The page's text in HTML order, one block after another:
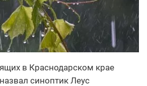
в Краснодарском крае
синоптик Леус